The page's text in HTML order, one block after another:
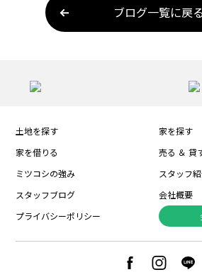
ブログ一覧に戻る
土地を探す
家を探す
家を借りる
売る ＆ 貸
ミツコシの強み
スタッフ
スタッフブログ
会社概要
プライバシーポリシー